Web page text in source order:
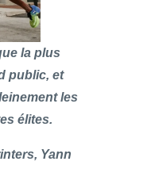
la plus
public, et
les
élites.
Yann